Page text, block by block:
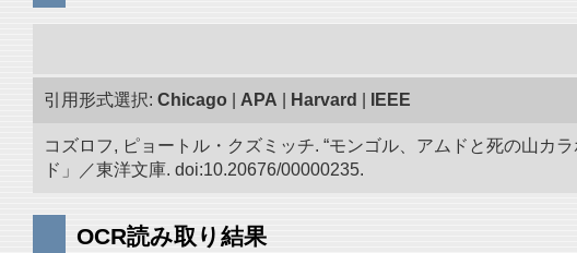
引用形式選択: Chicago APA Harvard IEEE
コズロフ, ピョートル・クズミッチ. “モンゴル、アムドと死の山カ
ド」／東洋文庫. doi:10.20676/00000235.
OCR読み取り結果